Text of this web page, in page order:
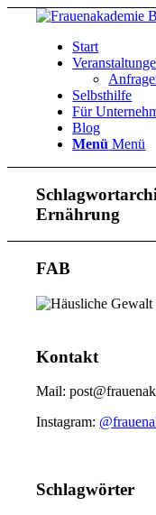
Start
Selbsthilfe
Für
Blog
Menü Menü
Ernährung
FAB
Kontakt
Mail:
Instagram:
Schlagwörter